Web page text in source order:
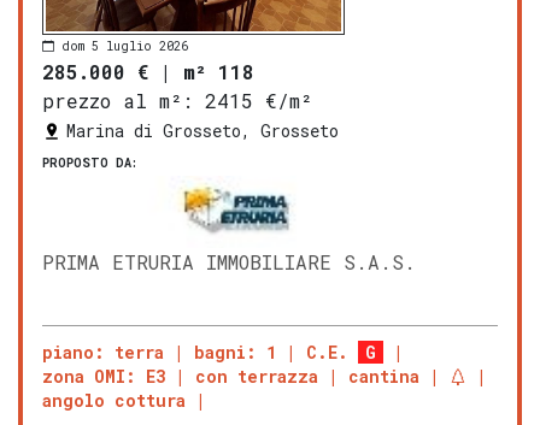
dom 5 luglio 2026
285.000 € | m² 118
prezzo al m²:
2415 €/m²
Marina di Grosseto, Grosseto
PROPOSTO DA:
PRIMA ETRURIA IMMOBILIARE S.A.S.
piano: terra bagni: 1 C.E.
G
zona OMI: E3
con terrazza
cantina
angolo cottura